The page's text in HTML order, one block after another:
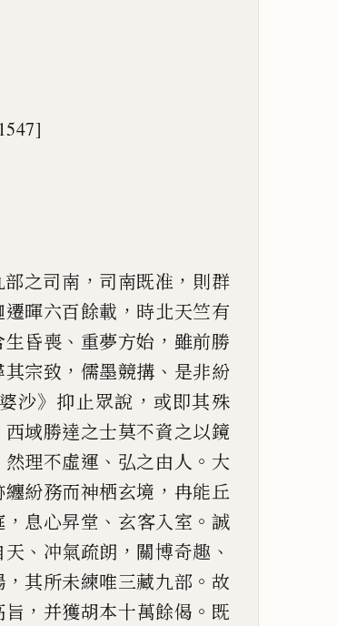
1547]
部之司南 ， 司南既准 ， 則群
遷暉六百餘載 ， 時北天竺有
生昏喪 、 重夢方始 ， 雖前勝
其宗致 ， 儒墨競搆 、 是非紛
沙》 抑 止眾說 ， 或即其殊
西域勝達之士莫不資之以鏡
然理不虛運 、 弘之由人 。 大
纏紛務而神栖玄境 ， 冉能丘
， 息心昇堂 、 玄客入室 。 誠
天 、 冲氣疏朗 ， 關博奇趣 、
，其所未練唯三藏九部 。 故
旨 ， 并獲胡本十萬餘偈 。 既